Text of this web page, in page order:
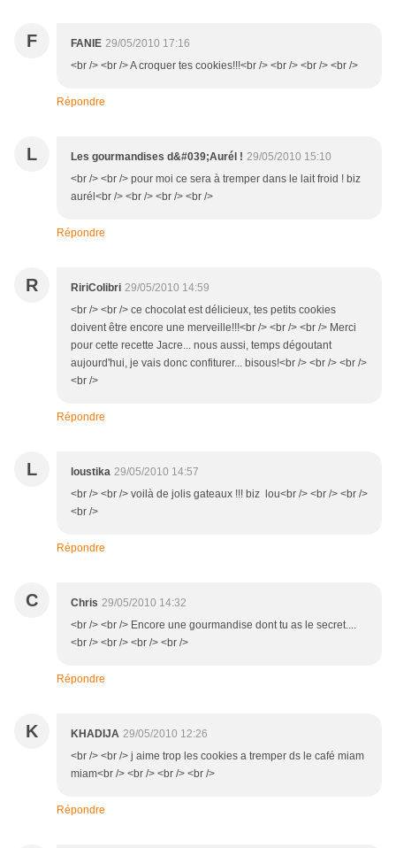
F FANIE 29/05/2010 17:16
<br /> <br /> A croquer tes cookies!!!<br /> <br /> <br /> <br />
Répondre
L Les gourmandises d&#039;Aurél ! 29/05/2010 15:10
<br /> <br /> pour moi ce sera à tremper dans le lait froid ! biz
aurél<br /> <br /> <br /> <br />
Répondre
R RiriColibri 29/05/2010 14:59
<br /> <br /> ce chocolat est délicieux, tes petits cookies
doivent être encore une merveille!!!<br /> <br /> <br /> Merci
pour cette recette Jacre... nous aussi, temps dégoutant
aujourd'hui, je vais donc confiturer... bisous!<br /> <br /> <br />
<br />
Répondre
L loustika 29/05/2010 14:57
<br /> <br /> voilà de jolis gateaux !!! biz lou<br /> <br /> <br />
<br />
Répondre
C Chris 29/05/2010 14:32
<br /> <br /> Encore une gourmandise dont tu as le secret....
<br /> <br /> <br /> <br />
Répondre
K KHADIJA 29/05/2010 12:26
<br /> <br /> j aime trop les cookies a tremper ds le café miam
miam<br /> <br /> <br /> <br />
Répondre